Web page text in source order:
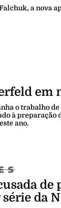
a nova
o trabalho
à preparação
ano.
da